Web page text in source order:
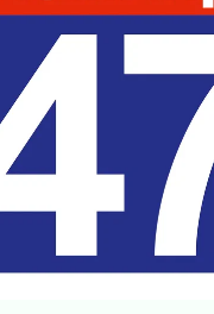
строителей
повышает
волонтерских
мост полностью